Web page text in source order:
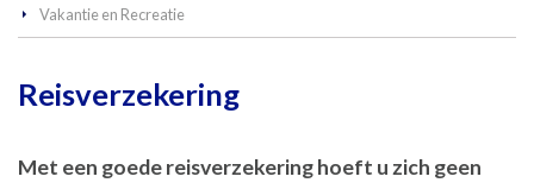
Vakantie en Recreatie
Reisverzekering
Met een goede reisverzekering hoeft u zich geen